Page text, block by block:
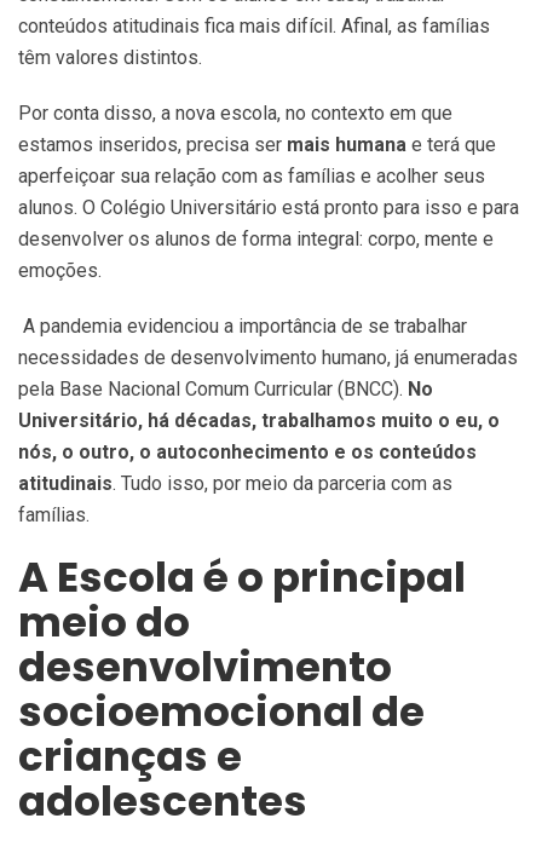
conteúdos atitudinais fica mais difícil. Afinal, as famílias
têm valores distintos.
Por conta disso, a nova escola, no contexto em que
estamos inseridos, precisa ser mais humana e terá que
aperfeiçoar sua relação com as famílias e acolher seus
alunos. O Colégio Universitário está pronto para isso e para
desenvolver os alunos de forma integral: corpo, mente e
emoções.
A pandemia evidenciou a importância de se trabalhar
necessidades de desenvolvimento humano, já enumeradas
pela Base Nacional Comum Curricular (BNCC). No
Universitário, há décadas, trabalhamos muito o eu, o
nós, o outro, o autoconhecimento e os conteúdos
atitudinais. Tudo isso, por meio da parceria com as
famílias.
A Escola é o principal
meio do
desenvolvimento
socioemocional de
crianças e
adolescentes